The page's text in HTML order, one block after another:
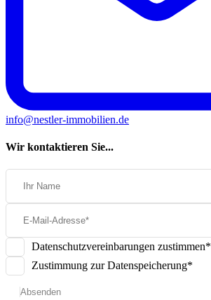
info@nestler-immobilien.de
Wir kontaktieren Sie...
Datenschutzvereinbarungen zustimmen*
Zustimmung zur Datenspeicherung*
Absenden